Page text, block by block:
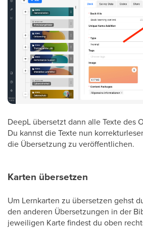
DeepL übersetzt dann alle Texte des
Du kannst die Texte nun
die Übersetzung zu veröffentlichen.
Karten übersetzen
Um Lernkarten zu übersetzen gehst
den anderen Übersetzungen in der
jeweiligen Karte findest du oben